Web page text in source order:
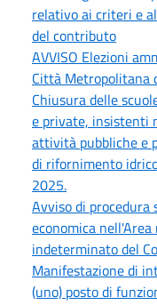
relativo ai criteri e
del contributo
AVVISO Elezioni
Città Metropolitana
Chiusura delle
e private, insistenti
attività pubbliche e
di rifornimento
2025.
Avviso di
economica
indeterminato del
Manifestazione di
(uno) posto di